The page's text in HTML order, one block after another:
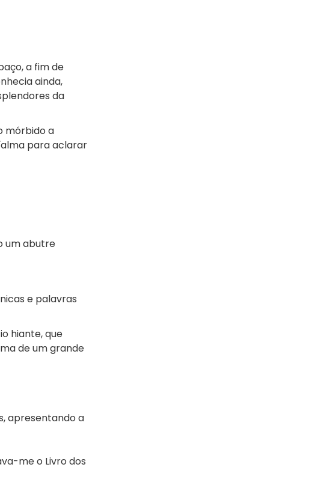
a fim de
ainda,
da
mórbido a
para aclarar
um abutre
e palavras
hiante, que
de um grande
apresentando a
me o Livro dos